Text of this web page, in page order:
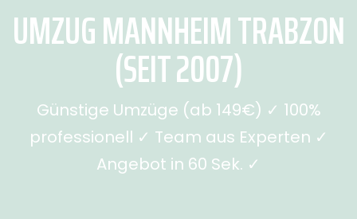
UMZUG MANNHEIM TRABZON
(SEIT 2007)
Günstige Umzüge (ab 149€) ✓ 100%
professionell ✓ Team aus Experten ✓
Angebot in 60 Sek. ✓